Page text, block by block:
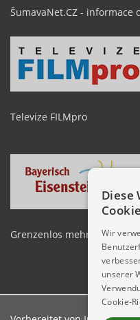
ŠumavaNet.CZ - informace
Televize FILMpro
Grenzenlos mehr erleben
Diese
Wir
unserer
Cookie-